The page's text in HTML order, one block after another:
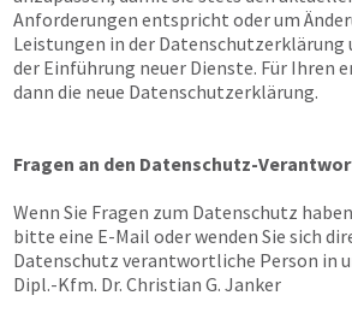
Anforderungen entspricht oder um
Leistungen in der Datenschutzerklärung
der Einführung neuer Dienste. Für Ihren
dann die neue Datenschutzerklärung.
Fragen an den Datenschutz-
Wenn Sie Fragen zum Datenschutz
bitte eine E-Mail oder wenden Sie sich
Datenschutz verantwortliche Person in
Dipl.-Kfm. Dr. Christian G. Janker